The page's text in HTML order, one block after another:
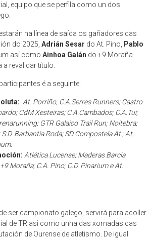
equipo que se perfila como un dos
na línea de saída os gañadores das
do 2025, Adrián Sesar do At. Pino, Pablo
así como Ainhoa Galán do +9 Moraña
a revalidar título.
é a seguinte:
At. Porriño, C.A.Serres Runners; Castro
CdM Xesteiras; C.A.Cambados; C.A.Tui;
GTR Galaico Trail Run; Noitebra;
Barbantia Roda; SD Compostela At.; At.
Atlética Lucense; Maderas Barcia
Moraña; C.A. Pino; C.D. Pinarium e At.
ser campionato galego, servirá para acoller
de TR asi como unha das xornadas cas
de Ourense de atletismo. De igual